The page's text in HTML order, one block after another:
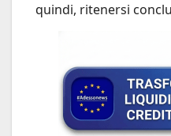
quindi, ritenersi